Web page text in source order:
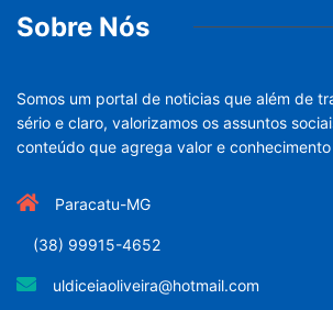
Sobre Nós
Somos um portal de noticias que além de
sério e claro, valorizamos os assuntos
conteúdo que agrega valor e conhecimento
Paracatu-MG
(38) 99915-4652
uldiceiaoliveira@hotmail.com